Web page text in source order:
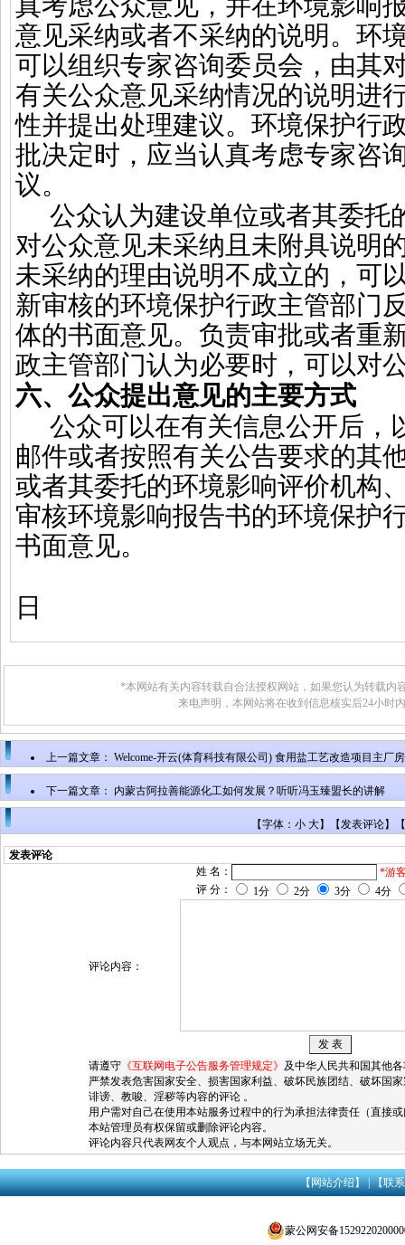
意见采纳或者不采纳的说明。环
可以组织专家咨询委员会，由其
有关公众意见采纳情况的说明进
性并提出处理建议。环境保护行
批决定时，应当认真考虑专家咨
议。
公众认为建设单位或者其委托
对公众意见未采纳且未附具说明
未采纳的理由说明不成立的，可
新审核的环境保护行政主管部门
体的书面意见。负责审批或者重
政主管部门认为必要时，可以对
六、公众提出意见的主要方式
公众可以在有关信息公开后，
邮件或者按照有关公告要求的其
或者其委托的环境影响评价机构
审核环境影响报告书的环境保护
书面意见。
日
*本网站有关内容转载自合法授权网站，如果您认为转载内
来电声明，本网站将在收到信息核实后24小时
上一篇文章： Welcome-开云(体育科技有限公司) 食用盐工艺改造项目主厂
下一篇文章： 内蒙古阿拉善能源化工如何发展？听听冯玉臻盟长的讲解
【字体：小 大】【发表评论】【
发表评论
姓 名：
*游
评 分：
1分 2分 3分 4分
评论内容：
请遵守 《互联网电子公告服务管理规定》 及中华人民共和国其他
严禁发表危害国家安全、损害国家利益、破坏民族团结、破坏国
诽谤、教唆、淫秽等内容的评论 。
用户需对自己在使用本站服务过程中的行为承担法律责任（直接
本站管理员有权保留或删除评论内容。
评论内容只代表网友个人观点，与本网站立场无关。
【网站介绍】|【联
蒙公网安备